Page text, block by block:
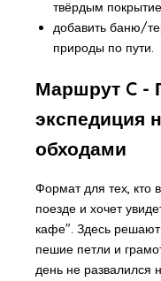
твёрдым
добавить баню/
природы по пути.
Маршрут C -
экспедиция
обходами
Формат для тех, кто
поезде и хочет
кафе". Здесь
пешие петли и
день не развалился